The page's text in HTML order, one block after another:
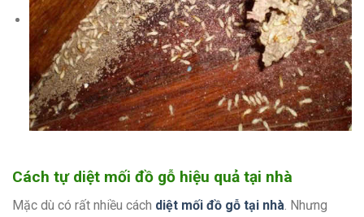
Cách tự diệt mối đồ gỗ hiệu quả tại nhà
Mặc dù có rất nhiều cách diệt mối đồ gỗ tại nhà. Nhưng